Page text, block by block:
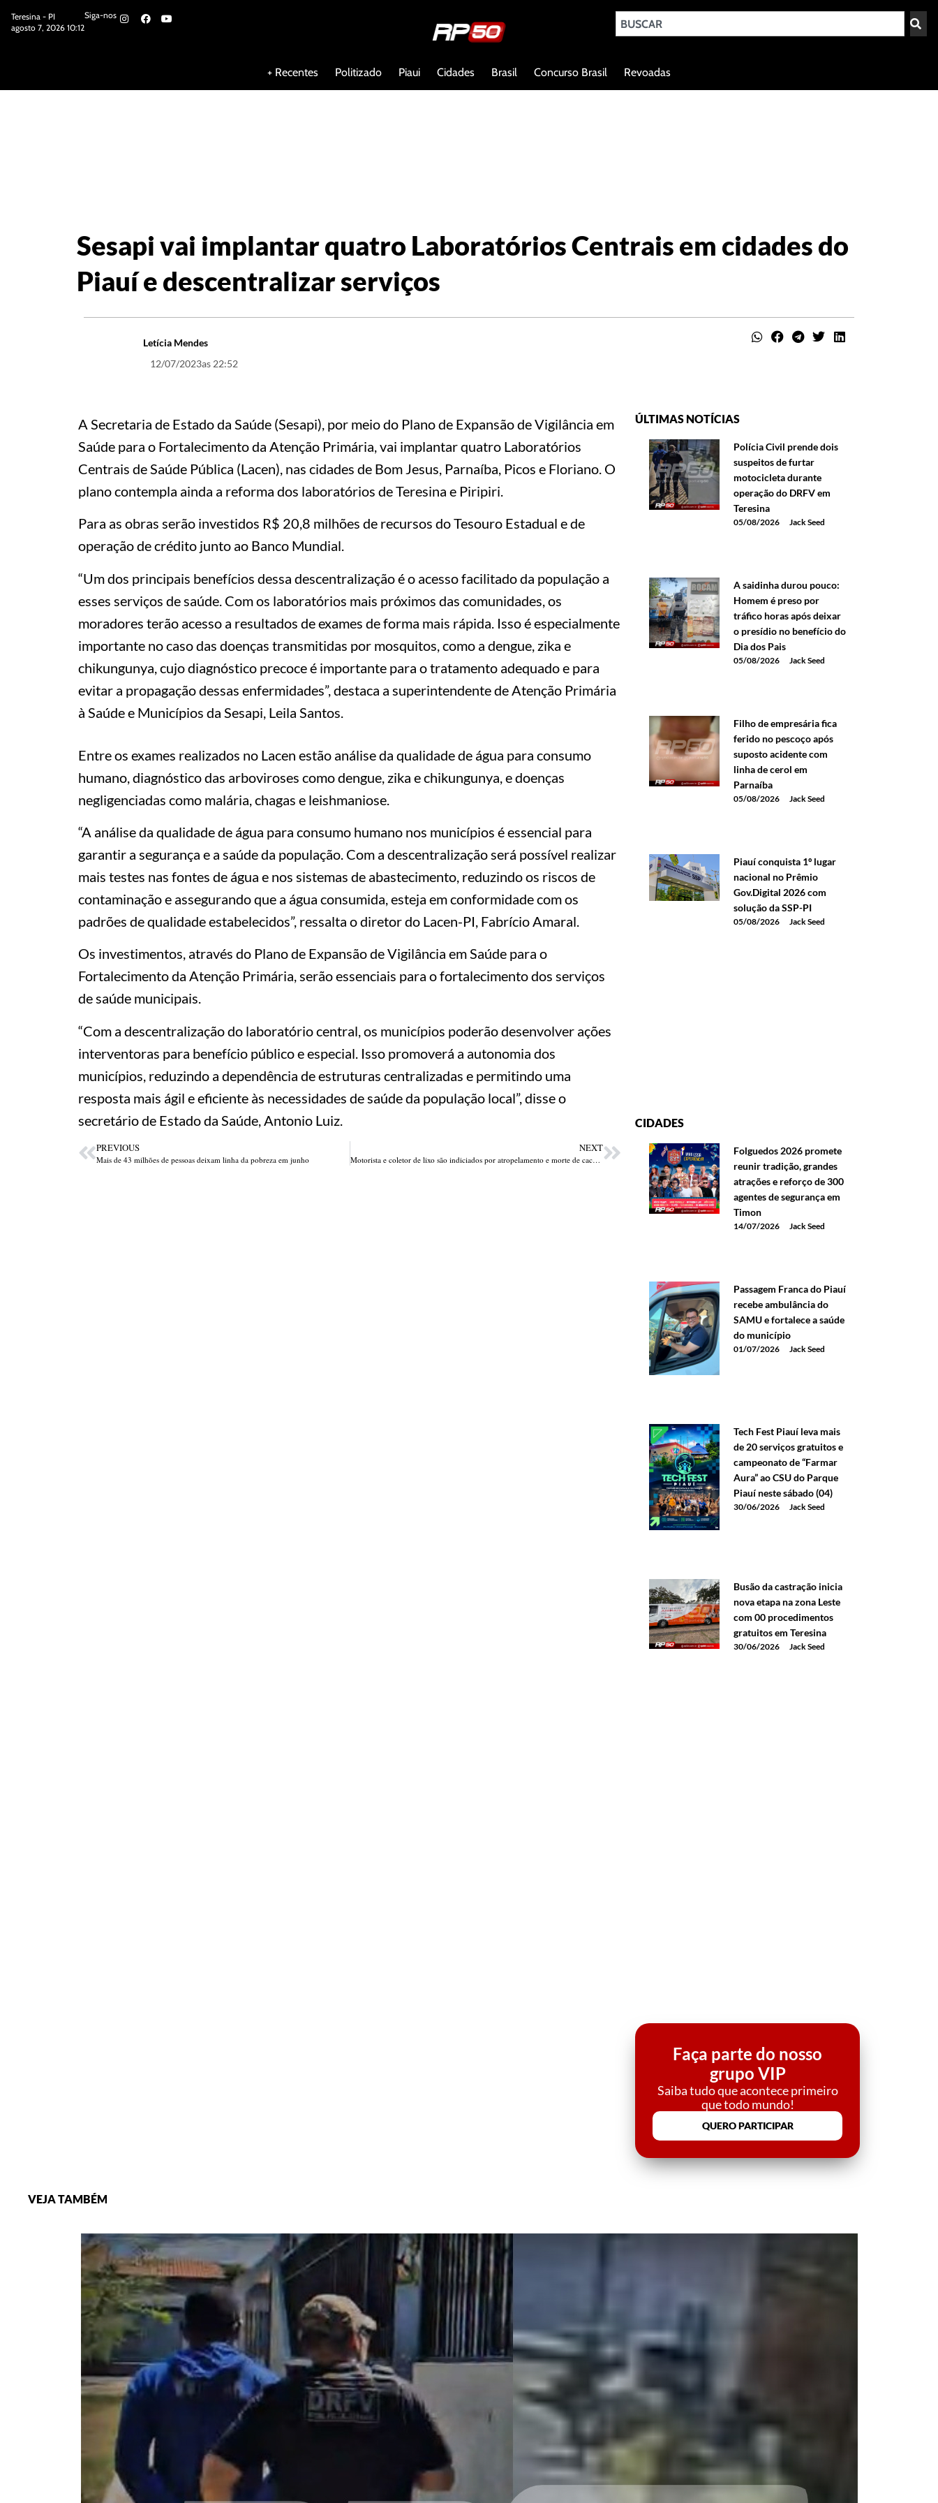
Teresina - PI
agosto 7, 2026 10:12
Siga-nos
+ Recentes Politizado Piaui Cidades Brasil Concurso Brasil Revoadas
Sesapi vai implantar quatro Laboratórios Centrais em cidades do
Piauí e descentralizar serviços
Letícia Mendes
12/07/2023as 22:52
A Secretaria de Estado da Saúde (Sesapi), por meio do Plano de Expansão de Vigilância em
Saúde para o Fortalecimento da Atenção Primária, vai implantar quatro Laboratórios
Centrais de Saúde Pública (Lacen), nas cidades de Bom Jesus, Parnaíba, Picos e Floriano. O
plano contempla ainda a reforma dos laboratórios de Teresina e Piripiri.
Para as obras serão investidos R$ 20,8 milhões de recursos do Tesouro Estadual e de
operação de crédito junto ao Banco Mundial.
“Um dos principais benefícios dessa descentralização é o acesso facilitado da população a
esses serviços de saúde. Com os laboratórios mais próximos das comunidades, os
moradores terão acesso a resultados de exames de forma mais rápida. Isso é especialmente
importante no caso das doenças transmitidas por mosquitos, como a dengue, zika e
chikungunya, cujo diagnóstico precoce é importante para o tratamento adequado e para
evitar a propagação dessas enfermidades”, destaca a superintendente de Atenção Primária
à Saúde e Municípios da Sesapi, Leila Santos.
Entre os exames realizados no Lacen estão análise da qualidade de água para consumo
humano, diagnóstico das arboviroses como dengue, zika e chikungunya, e doenças
negligenciadas como malária, chagas e leishmaniose.
“A análise da qualidade de água para consumo humano nos municípios é essencial para
garantir a segurança e a saúde da população. Com a descentralização será possível realizar
mais testes nas fontes de água e nos sistemas de abastecimento, reduzindo os riscos de
contaminação e assegurando que a água consumida, esteja em conformidade com os
padrões de qualidade estabelecidos”, ressalta o diretor do Lacen-PI, Fabrício Amaral.
Os investimentos, através do Plano de Expansão de Vigilância em Saúde para o
Fortalecimento da Atenção Primária, serão essenciais para o fortalecimento dos serviços
de saúde municipais.
“Com a descentralização do laboratório central, os municípios poderão desenvolver ações
interventoras para benefício público e especial. Isso promoverá a autonomia dos
municípios, reduzindo a dependência de estruturas centralizadas e permitindo uma
resposta mais ágil e eficiente às necessidades de saúde da população local”, disse o
secretário de Estado da Saúde, Antonio Luiz.
PREVIOUS
Mais de 43 milhões de pessoas deixam linha da pobreza em junho
NEXT
Motorista e coletor de lixo são indiciados por atropelamento e morte de cachorro em Teresina
ÚLTIMAS NOTÍCIAS
Polícia Civil prende dois
suspeitos de furtar
motocicleta durante
operação do DRFV em
Teresina
05/08/2026 Jack Seed
A saidinha durou pouco:
Homem é preso por
tráfico horas após deixar
o presídio no benefício do
Dia dos Pais
05/08/2026 Jack Seed
Filho de empresária fica
ferido no pescoço após
suposto acidente com
linha de cerol em
Parnaíba
05/08/2026 Jack Seed
Piauí conquista 1º lugar
nacional no Prêmio
Gov.Digital 2026 com
solução da SSP-PI
05/08/2026 Jack Seed
CIDADES
Folguedos 2026 promete
reunir tradição, grandes
atrações e reforço de 300
agentes de segurança em
Timon
14/07/2026 Jack Seed
Passagem Franca do Piauí
recebe ambulância do
SAMU e fortalece a saúde
do município
01/07/2026 Jack Seed
Tech Fest Piauí leva mais
de 20 serviços gratuitos e
campeonato de “Farmar
Aura” ao CSU do Parque
Piauí neste sábado (04)
30/06/2026 Jack Seed
Busão da castração inicia
nova etapa na zona Leste
com 00 procedimentos
gratuitos em Teresina
30/06/2026 Jack Seed
Faça parte do nosso
grupo VIP
Saiba tudo que acontece primeiro
que todo mundo!
QUERO PARTICIPAR
VEJA TAMBÉM